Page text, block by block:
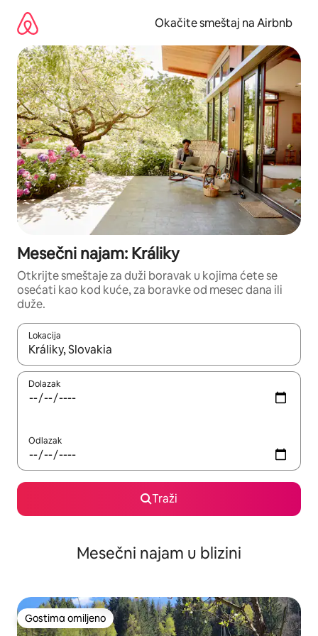
sadržaj
Okačite smeštaj na Airbnb
Mesečni najam: Králiky
Otkrijte smeštaje za duži boravak u kojima ćete se
osećati kao kod kuće, za boravke od mesec dana ili
duže.
Lokacija
Kad su rezultati dostupni, možete da se krećete kroz njih
Dolazak
Odlazak
Traži
Mesečni najam u blizini
Gostima omiljeno
Gostima omiljeno